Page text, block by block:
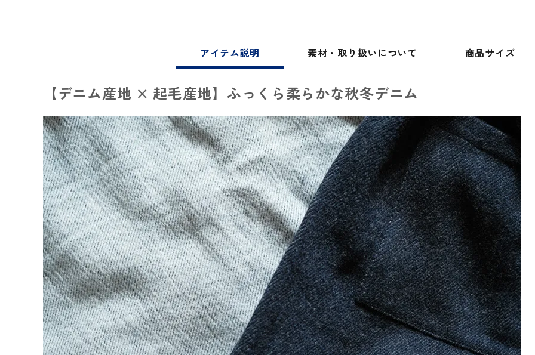
アイテム説明 素材・取り扱いについて 商品サイズ
【デニム産地 × 起毛産地】ふっくら柔らかな秋冬デニム